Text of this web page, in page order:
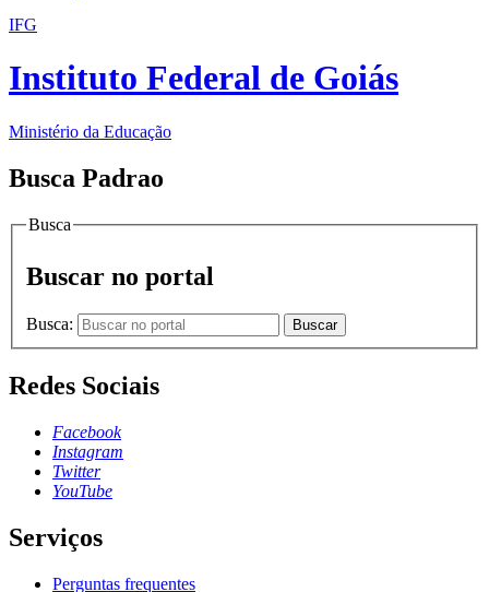
IFG
Instituto Federal de Goiás
Ministério da Educação
Busca Padrao
Busca
Buscar no portal
Busca: Buscar
Redes Sociais
Facebook
Instagram
Twitter
YouTube
Serviços
Perguntas frequentes